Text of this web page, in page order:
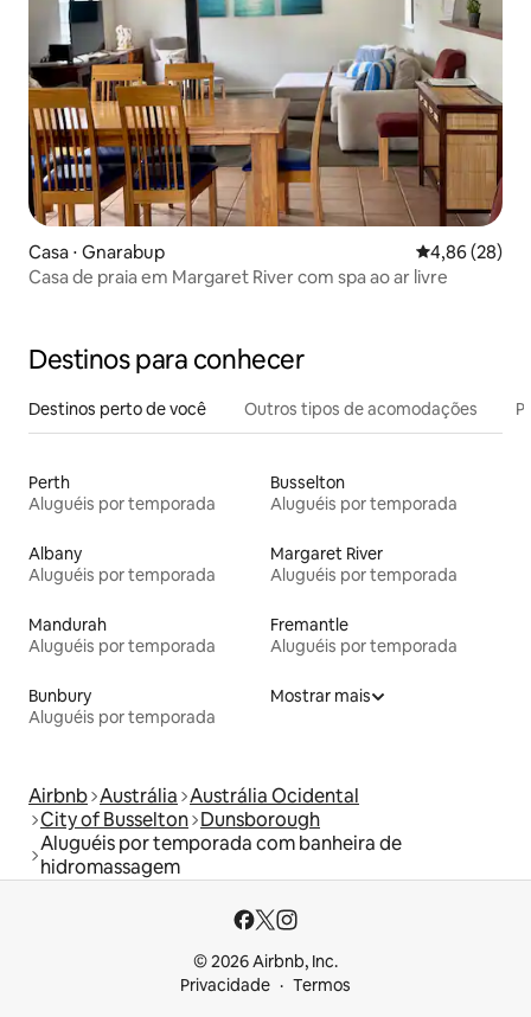
Casa ⋅ Gnarabup 4,86 de uma
4,86 (28)
Casa de praia em Margaret River com spa ao ar livre
Destinos para conhecer
Destinos perto de você Outros tipos de acomodações
Perth
Aluguéis por temporada
Busselton
Aluguéis por temporada
Albany
Aluguéis por temporada
Margaret River
Aluguéis por temporada
Mandurah
Aluguéis por temporada
Fremantle
Aluguéis por temporada
Bunbury
Aluguéis por temporada
Mostrar mais
Airbnb Austrália Austrália Ocidental
City of Busselton Dunsborough
Aluguéis por temporada com banheira de
hidromassagem
© 2026 Airbnb, Inc.
Privacidade
Termos